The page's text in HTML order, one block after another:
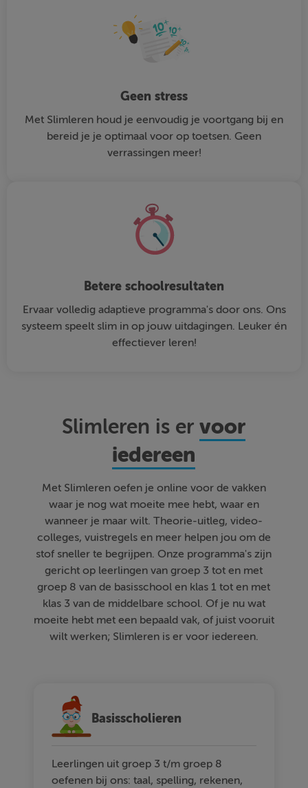
Geen stress
Met Slimleren houd je eenvoudig je voortgang bij en
bereid je je optimaal voor op toetsen. Geen
verrassingen meer!
Betere schoolresultaten
Ervaar volledig adaptieve programma's door ons. Ons
systeem speelt slim in op jouw uitdagingen. Leuker én
effectiever leren!
Slimleren is ervoor
iedereen
Met Slimleren oefen je online voor de vakken
waar je nog wat moeite mee hebt, waar en
wanneer je maar wilt. Theorie-uitleg, video-
colleges, vuistregels en meer helpen jou om de
stof sneller te begrijpen. Onze programma's zijn
gericht op leerlingen van groep 3 tot en met
groep 8 van de basisschool en klas 1 tot en met
klas 3 van de middelbare school. Of je nu wat
moeite hebt met een bepaald vak, of juist vooruit
wilt werken; Slimleren is er voor iedereen.
Basisscholieren
Leerlingen uit groep 3 t/m groep 8
oefenen bij ons: taal, spelling, rekenen,